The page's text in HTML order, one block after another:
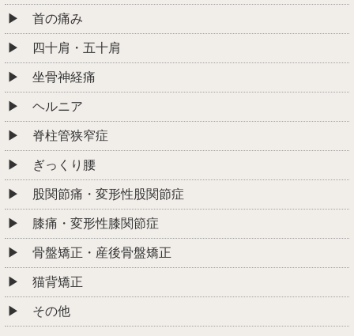
首の痛み
四十肩・五十肩
坐骨神経痛
ヘルニア
脊柱管狭窄症
ぎっくり腰
股関節痛・変形性股関節症
膝痛・変形性膝関節症
骨盤矯正・産後骨盤矯正
猫背矯正
その他